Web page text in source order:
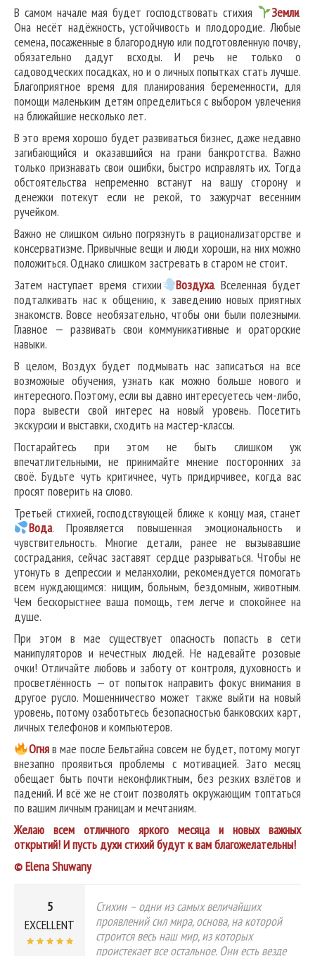
В самом начале мая будет господствовать стихия
Земли.
Она несёт надёжность, устойчивость и плодородие. Любые
семена, посаженные в благородную или подготовленную почву,
обязательно дадут всходы. И речь не только о
садоводческих посадках, но и о личных попытках стать лучше.
Благоприятное время для планирования беременности, для
помощи маленьким детям определиться с выбором увлечения
на ближайшие несколько лет.
В это время хорошо будет развиваться бизнес, даже недавно
загибающийся и оказавшийся на грани банкротства. Важно
только признавать свои ошибки, быстро исправлять их. Тогда
обстоятельства непременно встанут на вашу сторону и
денежки потекут если не рекой, то зажурчат весенним
ручейком.
Важно не слишком сильно погрязнуть в рационализаторстве и
консерватизме. Привычные вещи и люди хороши, на них можно
положиться. Однако слишком застревать в старом не стоит.
Затем наступает время стихии
Воздуха. Вселенная будет
подталкивать нас к общению, к заведению новых приятных
знакомств. Вовсе необязательно, чтобы они были полезными.
Главное — развивать свои коммуникативные и ораторские
навыки.
В целом, Воздух будет подмывать нас записаться на все
возможные обучения, узнать как можно больше нового и
интересного. Поэтому, если вы давно интересуетесь чем-либо,
пора вывести свой интерес на новый уровень. Посетить
экскурсии и выставки, сходить на мастер-классы.
Постарайтесь при этом не быть слишком уж
впечатлительными, не принимайте мнение посторонних за
своё. Будьте чуть критичнее, чуть придирчивее, когда вас
просят поверить на слово.
Третьей стихией, господствующей ближе к концу мая, станет
Вода. Проявляется повышенная эмоциональность и
чувствительность. Многие детали, ранее не вызывавшие
сострадания, сейчас заставят сердце разрываться. Чтобы не
утонуть в депрессии и меланхолии, рекомендуется помогать
всем нуждающимся: нищим, больным, бездомным, животным.
Чем бескорыстнее ваша помощь, тем легче и спокойнее на
душе.
При этом в мае существует опасность попасть в сети
манипуляторов и нечестных людей. Не надевайте розовые
очки! Отличайте любовь и заботу от контроля, духовность и
просветлённость — от попыток направить фокус внимания в
другое русло. Мошенничество может также выйти на новый
уровень, потому озаботьтесь безопасностью банковских карт,
личных телефонов и компьютеров.
Огняв мае после Бельтайна совсем не будет, потому могут
внезапно проявиться проблемы с мотивацией. Зато месяц
обещает быть почти неконфликтным, без резких взлётов и
падений. И всё же не стоит позволять окружающим топтаться
по вашим личным границам и мечтаниям.
Желаю всем отличного яркого месяца и новых важных
открытий! И пусть духи стихий будут к вам благожелательны!
© Elena Shuwany
5
EXCELLENT
Стихии – одни из самых величайших
проявлений сил мира, основа, на которой
строится весь наш мир, из которых
проистекает все остальное. Они есть везде